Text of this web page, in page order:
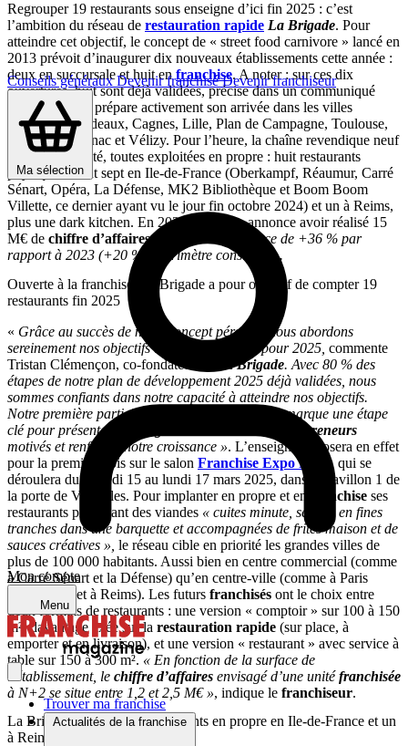
Conseils générauxDevenir franchiséDevenir franchiseur
Ma sélection
Mon compte
Menu
Trouver ma franchise
Actualités de la franchise
Regrouper 19 restaurants sous enseigne d’ici fin 2025 : c’est
l’ambition du réseau de restauration rapide La Brigade. Pour
atteindre cet objectif, le concept de « street food carnivore » lancé en
2013 prévoit d’inaugurer dix nouveaux établissements cette année :
deux en succursale et huit enfranchise. A noter : sur ces dix
ouvertures, huit sont déjà validées, précise dans un communiqué
l’enseigne, qui prépare activement son arrivée dans les villes
d’Angers, Bordeaux, Cagnes, Lille, Plan de Campagne, Toulouse,
Toulouse Blagnac et Vélizy. Pour l’heure, la chaîne revendique neuf
unités en activité, toutes exploitées en propre : huit restaurants
physiques, dont sept en Ile-de-France (Oberkampf, Réaumur, Carré
Sénart, Opéra, La Défense, MK2 Bibliothèque et Boom Boom
Villette, ce dernier ayant vu le jour fin octobre 2024) et un à Reims,
plus une dark kitchen. En 2024, le réseau annonce avoir réalisé 15
M€ de chiffre d’affaires, soit
« une croissance de +36 % par
rapport à 2023 (+20 % à périmètre constant) ».
Ouverte à la franchise, La Brigade a pour objectif de compter 19
restaurants fin 2025
« Grâce au succès de notre concept pérenne, nous abordons
sereinement nos objectifs de développement pour 2025, commente
Tristan Clémençon, co-fondateur de
La Brigade. Avec 80 % des
étapes de notre plan de développement 2025 déjà validées, nous
sommes confiants dans notre capacité à atteindre nos objectifs.
Notre première participation à
Franchise Expomarque une étape
clé pour présenter
entrepreneurs
motivés et renforcer notre croissance ». L’enseigne exposera en effet
pour la première fois sur le salon Franchise Expo Paris , qui se
déroulera du samedi 15 au lundi 17 mars 2025, dans le Pavillon 1 de
la porte de Versailles. Pour implanter en propre et en
franchise ses
restaurants proposant des viandes « cuites minute, servies en fines
tranches dans une barquette et accompagnées de frites maison et de
sauces créatives », le réseau cible en priorité les grandes villes de
plus de 100 000 habitants. Aussi bien en centre commercial (comme
à Carré Sénart et la Défense) qu’en centre-ville (comme à Paris
intra-muros et à Reims). Les futurs franchisés ont le choix entre
deux formats de restaurants : une version « comptoir » sur 100 à 150
m², davantage axée sur la restauration rapide (sur place, à
emporter et en livraison), et une version « restaurant » avec service à
table sur 150 à 300 m². « En fonction de la surface de
l’établissement, le chiffre d’affaires envisagé d’une unitéfranchisée
à N+2 se situe entre 1,2 et 2,5 M€ », indique le franchiseur.
La Brigade compte sept restaurants en propre en Ile-de-France et un
à Reims